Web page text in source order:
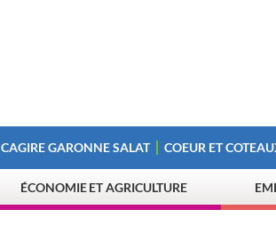
CAGIRE GARONNE SALAT COEUR ET
ÉCONOMIE ET AGRICULTURE